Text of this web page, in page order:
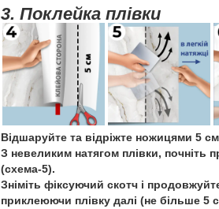
3. Поклейка плівки
Відшаруйте та відріжте ножицями 5
З невеликим натягом плівки, почніть
(схема-5).
Зніміть фіксуючий скотч і
приклеюючи плівку далі (не більше 5